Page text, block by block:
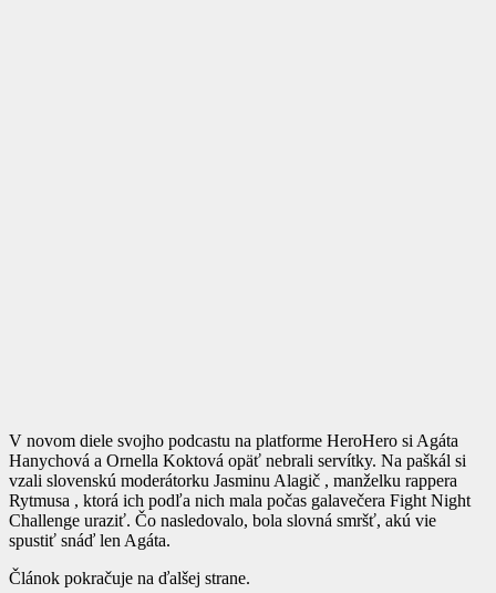
V novom diele svojho podcastu na platforme HeroHero si Agáta
Hanychová a Ornella Koktová opäť nebrali servítky. Na paškál si
vzali slovenskú moderátorku Jasminu Alagič , manželku rappera
Rytmusa , ktorá ich podľa nich mala počas galavečera Fight Night
Challenge uraziť. Čo nasledovalo, bola slovná smršť, akú vie
spustiť snáď len Agáta.
Článok pokračuje na ďalšej strane.